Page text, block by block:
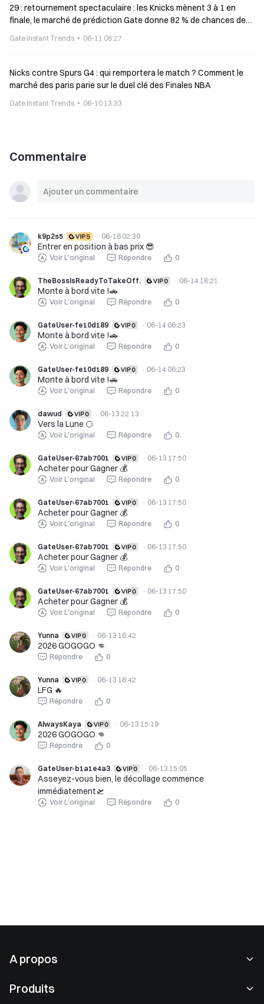
29 : retournement spectaculaire : les Knicks mènent 3 à 1 en
finale, le marché de prédiction Gate donne 82 % de chances de
Gate Instant Trends 06-11 08:27
Nicks contre Spurs G4 : qui remportera le match ? Comment le
marché des paris parie sur le duel clé des Finales NBA
Gate Instant Trends 06-10 13:33
Commentaire
k9p2s5 · 06-16 02:30
Entrer en position à bas prix 😎
Voir L'original Répondre 0
TheBossIsReadyToTakeOff. · 06-14 18:21
Monte à bord vite !🚗
Voir L'original Répondre 0
GateUser-fe10d189 · 06-14 06:23
Monte à bord vite !🚗
Voir L'original Répondre 0
GateUser-fe10d189 · 06-14 06:23
Monte à bord vite !🚗
Voir L'original Répondre 0
dawud · 06-13 22:13
Vers la Lune 🌕
Voir L'original Répondre 0
GateUser-67ab7001 · 06-13 17:50
Acheter pour Gagner 💰️
Voir L'original Répondre 0
GateUser-67ab7001 · 06-13 17:50
Acheter pour Gagner 💰️
Voir L'original Répondre 0
GateUser-67ab7001 · 06-13 17:50
Acheter pour Gagner 💰️
Voir L'original Répondre 0
GateUser-67ab7001 · 06-13 17:50
Acheter pour Gagner 💰️
Voir L'original Répondre 0
Yunna · 06-13 16:42
2026 GOGOGO 👊
Répondre 0
Yunna · 06-13 16:42
LFG 🔥
Répondre 0
AlwaysKaya · 06-13 15:19
2026 GOGOGO 👊
Répondre 0
GateUser-b1a1e4a3 · 06-13 15:05
Asseyez-vous bien, le décollage commence
immédiatement🛫
Voir L'original Répondre 0
A propos
Produits